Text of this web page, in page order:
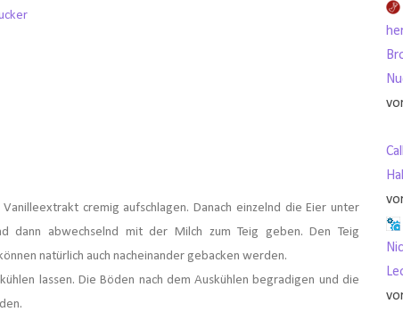
cremig aufschlagen. Danach einzelnd die Eier unter
dann abwechselnd mit der Milch zum Teig geben.Den Teig
natürlich auch nacheinander gebacken werden.
lassen. Die Böden nach dem Auskühlen begradigen und die